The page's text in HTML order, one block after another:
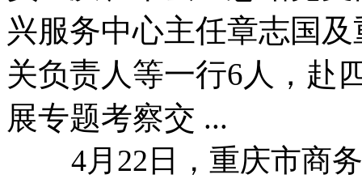
兴服务中心主任章志国
关负责人等一行6人，赴
展专题考察交 ...
4月22日，重庆市商务